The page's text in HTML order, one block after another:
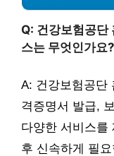
Q: 건강보험공단
스는 무엇인가요?
A: 건강보험공단
격증명서 발급,
다양한 서비스를
후 신속하게 필